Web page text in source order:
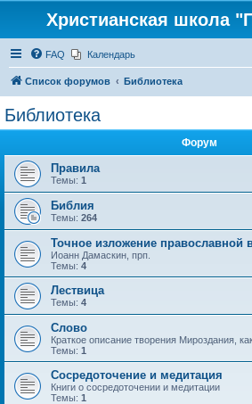
Христианская школа
FAQ Календарь
Список форумов Библиотека
Библиотека
Форум
Правила
Темы: 1
Библия
Темы: 264
Точное изложение православной
Иоанн Дамаскин, прп.
Темы: 4
Лествица
Темы: 4
Слово
Краткое описание творения Мироздания,
Темы: 1
Сосредоточение и медитация
Книги о сосредоточении и медитации
Темы: 1